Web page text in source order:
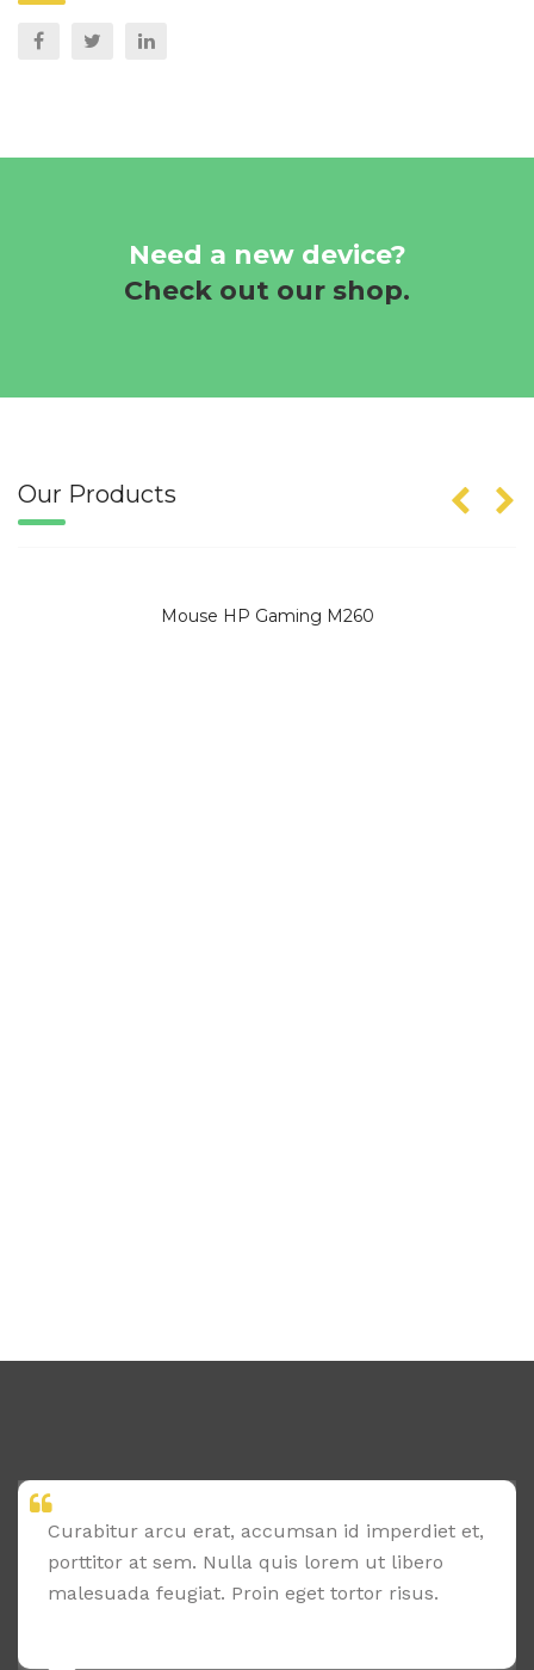
Need a new device?
Check out our shop.
Our Products
Mouse HP Gaming M260
Curabitur arcu erat, accumsan id imperdiet et,
porttitor at sem. Nulla quis lorem ut libero
malesuada feugiat. Proin eget tortor risus.